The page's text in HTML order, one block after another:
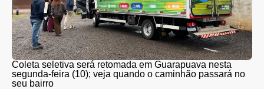
Coleta seletiva será retomada em Guarapuava nesta
segunda-feira (10); veja quando o caminhão passará no
seu bairro